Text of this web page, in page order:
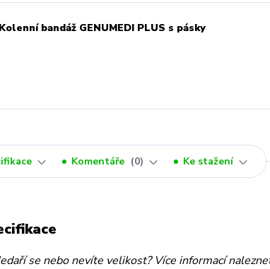
Kolenní bandáž GENUMEDI PLUS s pásky
Komentáře 0 Ke stažení
se nebo nevíte velikost? Více informací